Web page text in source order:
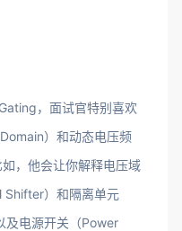
，面试官特别喜欢
）和动态电压频
，他会让你解释电压域
Shifter）和隔离单元
及电源开关（Power